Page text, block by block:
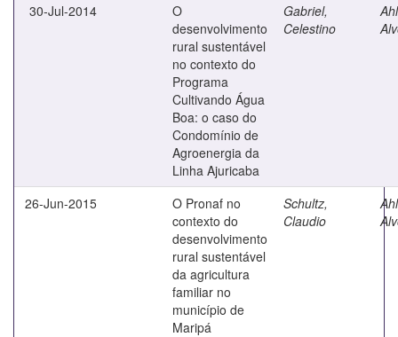
30-Jul-2014
O
desenvolvimento
rural sustentável
no contexto do
Programa
Cultivando Água
Boa: o caso do
Condomínio de
Agroenergia da
Linha Ajuricaba
Gabriel,
Celestino
26-Jun-2015
O Pronaf no
contexto do
desenvolvimento
rural sustentável
da agricultura
familiar no
município de
Maripá
Schultz,
Claudio